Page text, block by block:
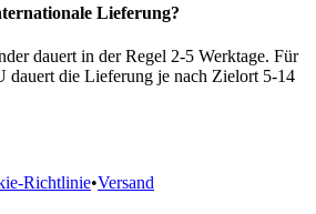
Lieferung?
dauert in der Regel 2-5 Werktage. Für
dauert die Lieferung je nach Zielort 5-14
Richtlinie•Versand